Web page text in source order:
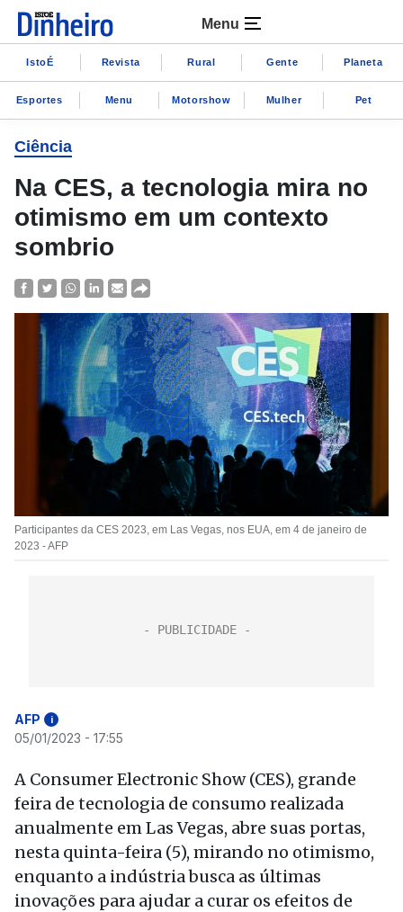
Menu
IstoÉ Revista Rural Gente Planeta
Esportes Menu Motorshow Mulher Pet
Ciência
Na CES, a tecnologia mira no
otimismo em um contexto
sombrio
Participantes da CES 2023, em Las Vegas, nos EUA, em 4 de janeiro de
2023 - AFP
AFP i
05/01/2023 - 17:55
A Consumer Electronic Show (CES), grande
feira de tecnologia de consumo realizada
anualmente em Las Vegas, abre suas portas,
nesta quinta-feira (5), mirando no otimismo,
enquanto a indústria busca as últimas
inovações para ajudar a curar os efeitos de